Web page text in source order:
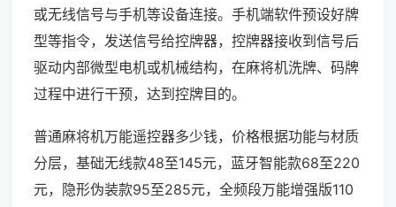
或无线信号与手机等设备连接。手机端软件预设好牌
型等指令，发送信号给控牌器，控牌器接收到信号后
驱动内部微型电机或机械结构，在麻将机洗牌、码牌
过程中进行干预，达到控牌目的。
普通麻将机万能遥控器多少钱，价格根据功能与材质
分层，基础无线款48至145元，蓝牙智能款68至220
元，隐形伪装款95至285元，全频段万能增强版110